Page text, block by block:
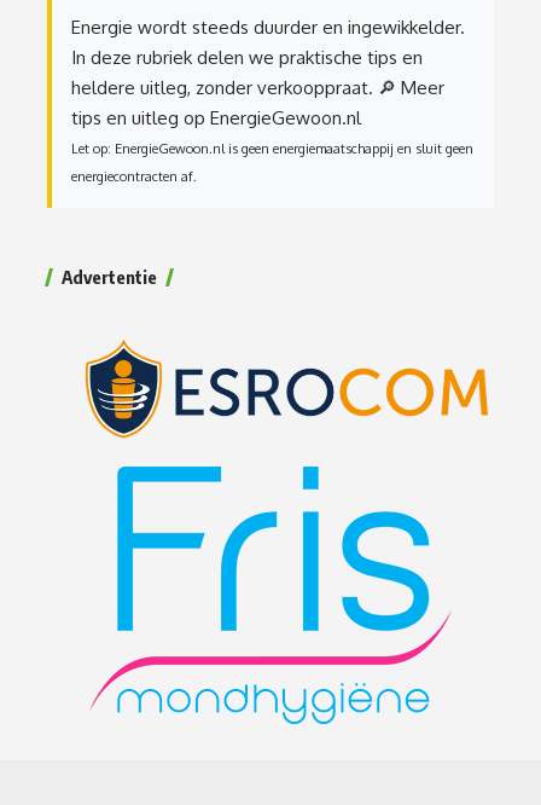
Energie wordt steeds duurder en ingewikkelder.
In deze rubriek delen we praktische tips en
heldere uitleg, zonder verkooppraat. 🔎 Meer
tips en uitleg op EnergieGewoon.nl
Let op: EnergieGewoon.nl is geen energiemaatschappij en sluit geen
energiecontracten af.
Advertentie